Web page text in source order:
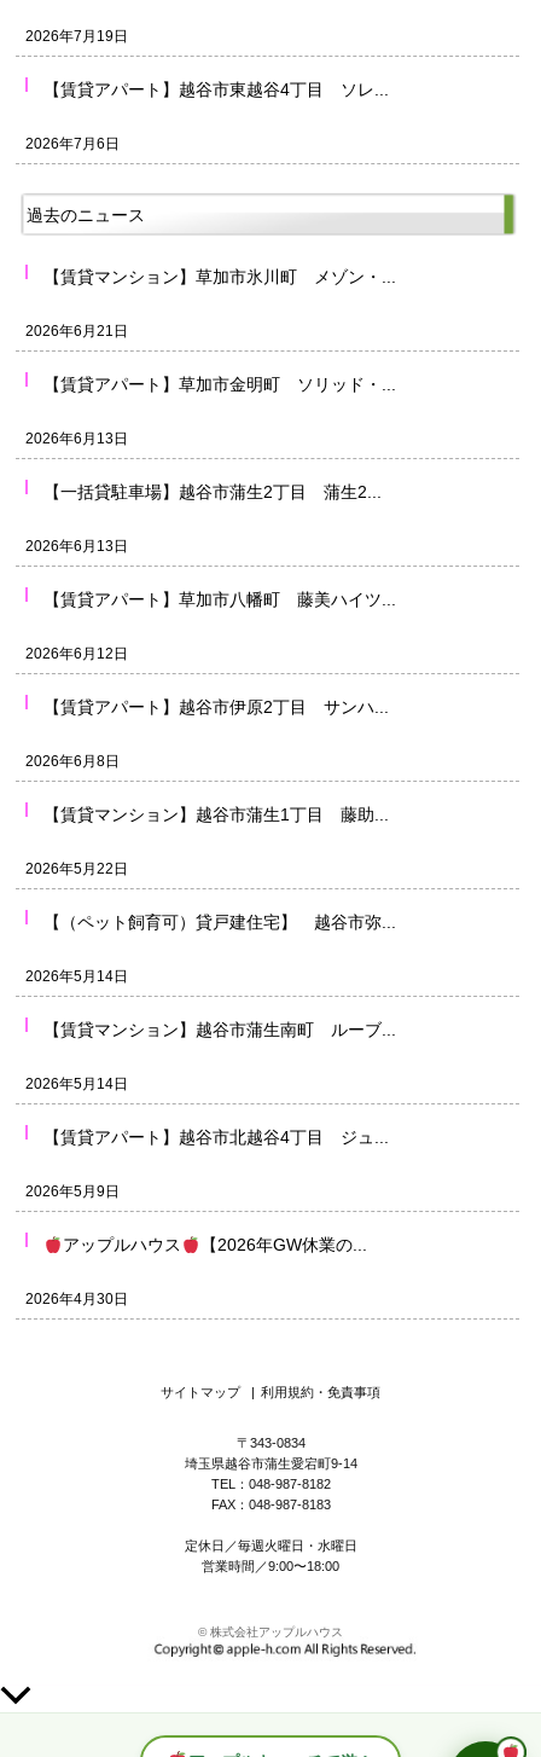
2026年7月19日
【賃貸アパート】越谷市東越谷4丁目 ソレ...
2026年7月6日
過去のニュース
【賃貸マンション】草加市氷川町 メゾン・...
2026年6月21日
【賃貸アパート】草加市金明町 ソリッド・...
2026年6月13日
【一括貸駐車場】越谷市蒲生2丁目 蒲生2...
2026年6月13日
【賃貸アパート】草加市八幡町 藤美ハイツ...
2026年6月12日
【賃貸アパート】越谷市伊原2丁目 サンハ...
2026年6月8日
【賃貸マンション】越谷市蒲生1丁目 藤助...
2026年5月22日
【（ペット飼育可）貸戸建住宅】 越谷市弥...
2026年5月14日
【賃貸マンション】越谷市蒲生南町 ルーブ...
2026年5月14日
【賃貸アパート】越谷市北越谷4丁目 ジュ...
2026年5月9日
アップルハウス 【2026年GW休業の...
2026年4月30日
サイトマップ 利用規約・免責事項
〒343-0834
埼玉県越谷市蒲生愛宕町9-14
TEL：048-987-8182
FAX：048-987-8183
定休日／毎週火曜日・水曜日
営業時間／9:00〜18:00
© 株式会社アップルハウス